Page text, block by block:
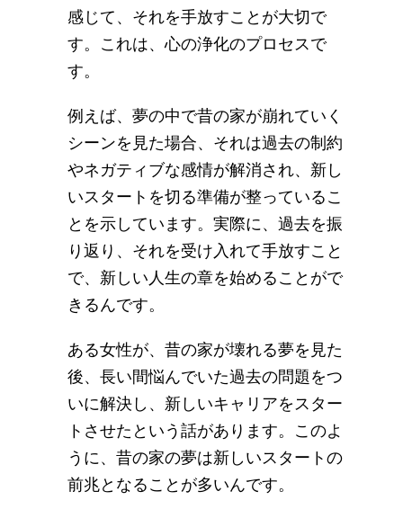
感じて、それを手放すことが大切で
す。これは、心の浄化のプロセスで
す。
例えば、夢の中で昔の家が崩れていく
シーンを見た場合、それは過去の制約
やネガティブな感情が解消され、新し
いスタートを切る準備が整っているこ
とを示しています。実際に、過去を振
り返り、それを受け入れて手放すこと
で、新しい人生の章を始めることがで
きるんです。
ある女性が、昔の家が壊れる夢を見た
後、長い間悩んでいた過去の問題をつ
いに解決し、新しいキャリアをスター
トさせたという話があります。このよ
うに、昔の家の夢は新しいスタートの
前兆となることが多いんです。